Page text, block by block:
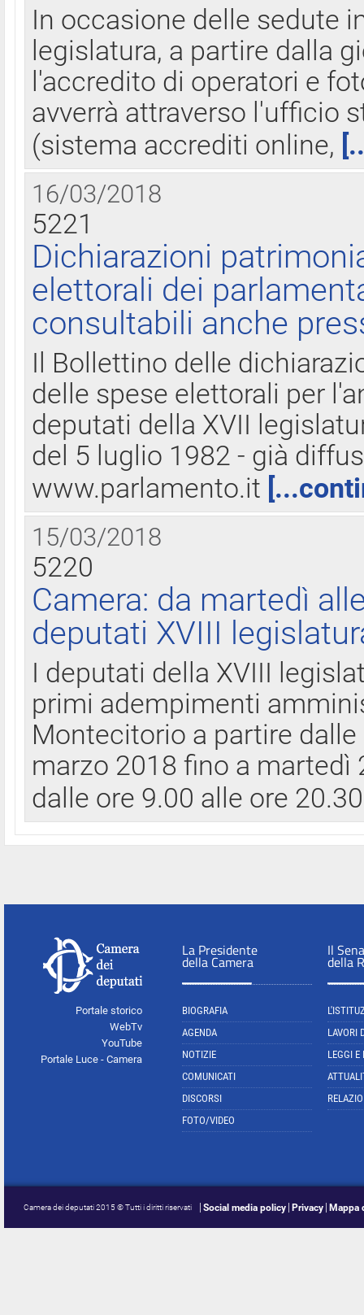
In occasione delle sedute
legislatura, a partire dalla
l'accredito di operatori e
avverrà attraverso l'ufficio
(sistema accrediti online,
16/03/2018
5221
Dichiarazioni
elettorali dei
consultabili anche
Il Bollettino delle
delle spese elettorali per
deputati della XVII
del 5 luglio 1982 - già
www.parlamento.it
15/03/2018
5220
Camera: da martedì
deputati XVIII
I deputati della XVIII
primi adempimenti
Montecitorio a partire
marzo 2018 fino a
dalle ore 9.00 alle ore
Portale storico
WebTv
YouTube
Portale Luce - Camera
La Presidente
della Camera
BIOGRAFIA
AGENDA
NOTIZIE
COMUNICATI
DISCORSI
FOTO/VIDEO
Il
della
LAVORI
LEGGI E
Camera dei deputati 2015 © Tutti i diritti riservati Social media policy Privacy Mappa